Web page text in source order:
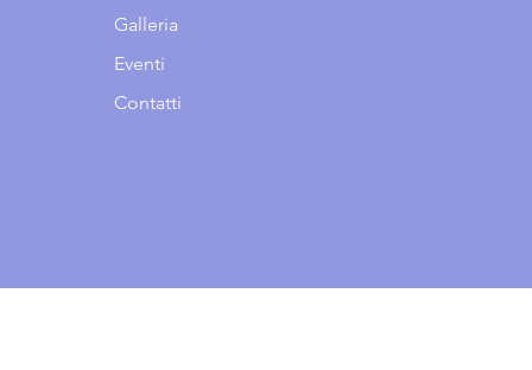
Galleria
Eventi
Contatti